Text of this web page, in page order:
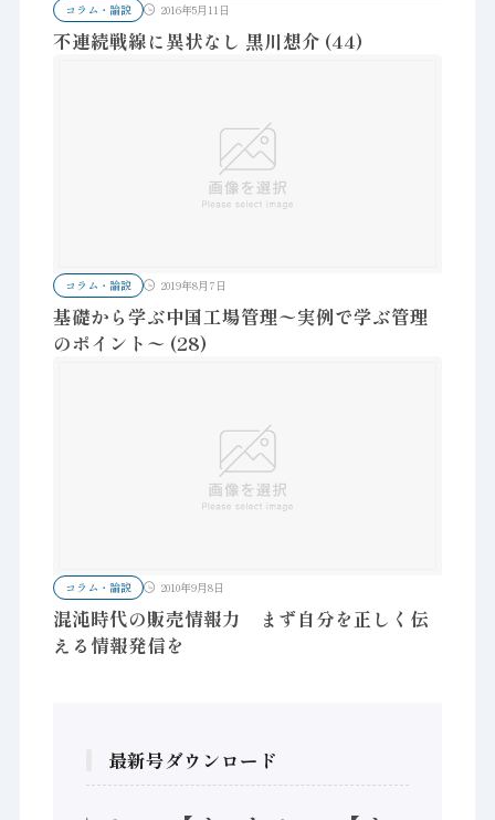
コラム・論説 2016年5月11日
不連続戦線に異状なし 黒川想介 (44)
コラム・論説 2019年8月7日
基礎から学ぶ中国工場管理〜実例で学ぶ管理
のポイント〜 (28)
コラム・論説 2010年9月8日
混沌時代の販売情報力 まず自分を正しく伝
える情報発信を
最新号ダウンロード